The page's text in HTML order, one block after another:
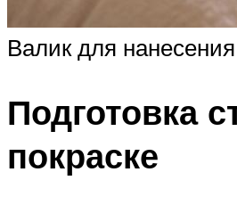
Валик для
Подготовка
покраске